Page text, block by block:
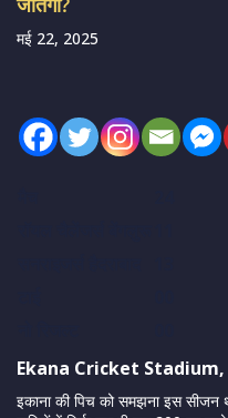
मई 22, 2025
Ekana Cricket Stadium,
इकाना की पिच को समझना इस सीजन